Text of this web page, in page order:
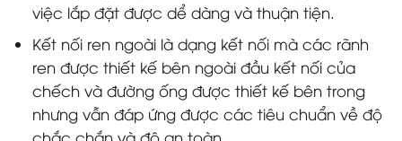
việc lắp đặt được dể dàng và thuận tiện.
Kết nối ren ngoài là dạng kết nối mà các rãnh
ren được thiết kế bên ngoài đầu kết nối của
chếch và đường ống được thiết kế bên trong
nhưng vẫn đáp ứng được các tiêu chuẩn về độ